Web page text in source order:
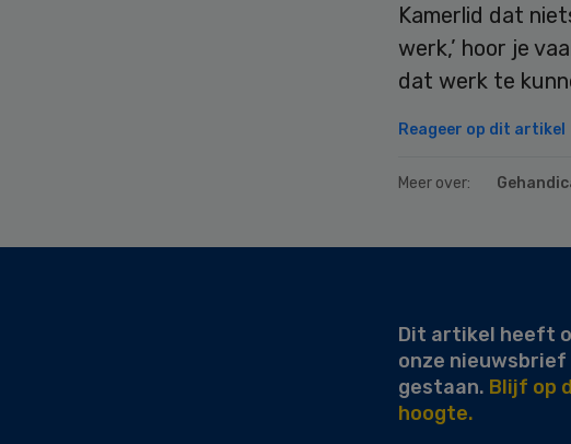
Kamerlid dat
werk,’ hoor je
dat werk te
Reageer op dit artikel
Meer over:
Dit artikel heeft
onze nieuwsbrief
gestaan. Blijf op
hoogte.